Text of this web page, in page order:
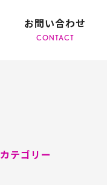
お問い合わせ
カテゴリー